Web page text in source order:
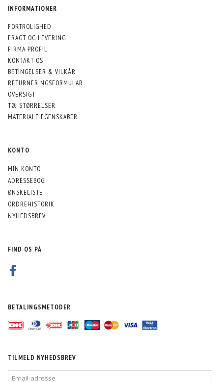
INFORMATIONER
FORTROLIGHED
FRAGT OG LEVERING
FIRMA PROFIL
KONTAKT OS
BETINGELSER & VILKÅR
RETURNERINGSFORMULAR
OVERSIGT
TØJ STØRRELSER
MATERIALE EGENSKABER
KONTO
MIN KONTO
ADRESSEBOG
ØNSKELISTE
ORDREHISTORIK
NYHEDSBREV
FIND OS PÅ
BETALINGSMETODER
TILMELD NYHEDSBREV
EMAIL-